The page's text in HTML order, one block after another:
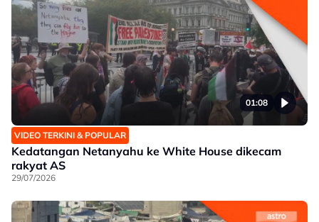
01:08
VIDEO TERKINI & POPULAR
Kedatangan Netanyahu ke White House dikecam
rakyat AS
29/07/2026